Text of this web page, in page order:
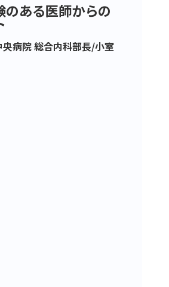
のある医師からの
央病院 総合内科部長/小室